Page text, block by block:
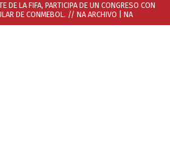
DE LA FIFA, PARTICIPA DE UN CONGRESO CON
DE CONMEBOL. // NA ARCHIVO | NA